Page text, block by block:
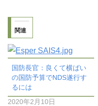
関連
国防長官：良くて横ばい
の国防予算でNDS遂行す
るには
2020年2月10日